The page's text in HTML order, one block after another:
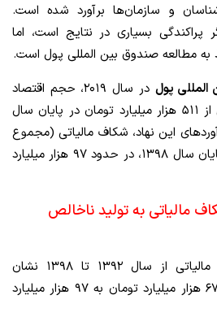
و سازمان‌ها برآورد شده است.
پراکندگی بسیاری در نتایج است، اما
به مطالعه صندوق بین المللی پول است.
پول
در سال ۲۰۱۹، حجم اقتصاد
غیررسمی در ایران به بیش از ۵۱۱ هزار میلیارد تومان در پایان سال
این نهاد، شکاف مالیاتی (مجموع
فرار و اجتناب مالیاتی) در پایان سال ۱۳۹۸، در حدود ۹۷ هزار میلیارد
به تولید ناخالص
بررسی روند حجم شکاف مالیاتی از سال ۱۳۹۲ تا ۱۳۹۸ نشان
می‌دهد، شکاف مالیاتی از ۶۷ هزار میلیارد تومان به ۹۷ هزار میلیارد